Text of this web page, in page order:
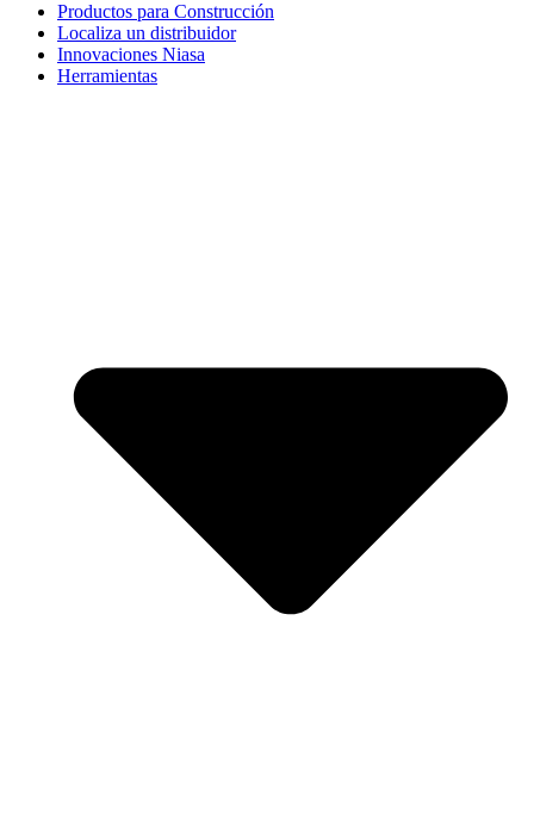
Productos para Construcción
Localiza un distribuidor
Innovaciones Niasa
Herramientas